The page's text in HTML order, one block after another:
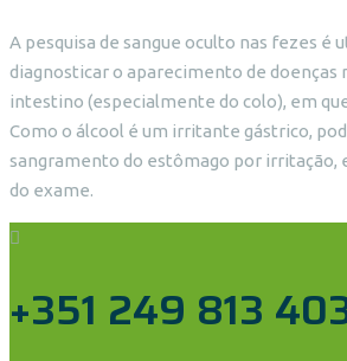
A pesquisa de sangue oculto nas fezes é
diagnosticar o aparecimento de doenças
intestino (especialmente do colo), em
Como o álcool é um irritante gástrico,
sangramento do estômago por irritação,
do exame.
+351 249 813